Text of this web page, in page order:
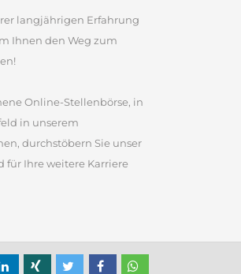
langjährigen Erfahrung
Ihnen den Weg zum
Online-Stellenbörse, in
in unserem
durchstöbern Sie unser
für Ihre weitere Karriere